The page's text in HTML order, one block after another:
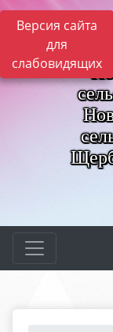
Версия сайта
для
слабовидящих